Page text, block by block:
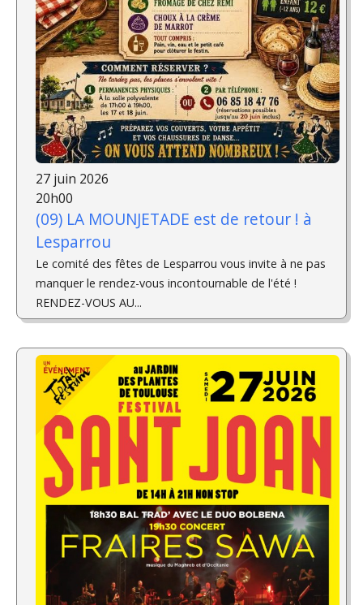
27 juin 2026
20h00
(09) LA MOUNJETADE est de retour ! à
Lesparrou
Le comité des fêtes de Lesparrou vous invite à ne pas
manquer le rendez-vous incontournable de l'été !
RENDEZ-VOUS AU...